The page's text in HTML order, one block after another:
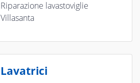
Riparazione lavastoviglie
Villasanta
Lavatrici